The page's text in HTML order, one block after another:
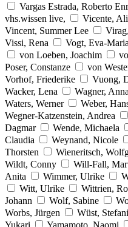
Vargas Estrada, Roberto
vhs.wissen live,
Vicente,
Vincent, Summer Lee
Vissi, Rena
Vogt, Eva-Maria
von Loeben, Joachim
Poser, Constanze
von
Vorhof, Friederike
Vuong,
Wacker, Lena
Wagner,
Waters, Werner
Weber,
Wegner-Katzenstein, Andrea
Dagmar
Wende, Michaela
Claudia
Weynand, Nicole
Thorsten
Wieneritsch,
Wildt, Conny
Will-Fall,
Anita
Wimmer, Ulrike
Witt, Ulrike
Wittrien,
Johann
Wolf, Sabine
Worbs, Jürgen
Wüst,
Yukari
Yamamoto, Naomi